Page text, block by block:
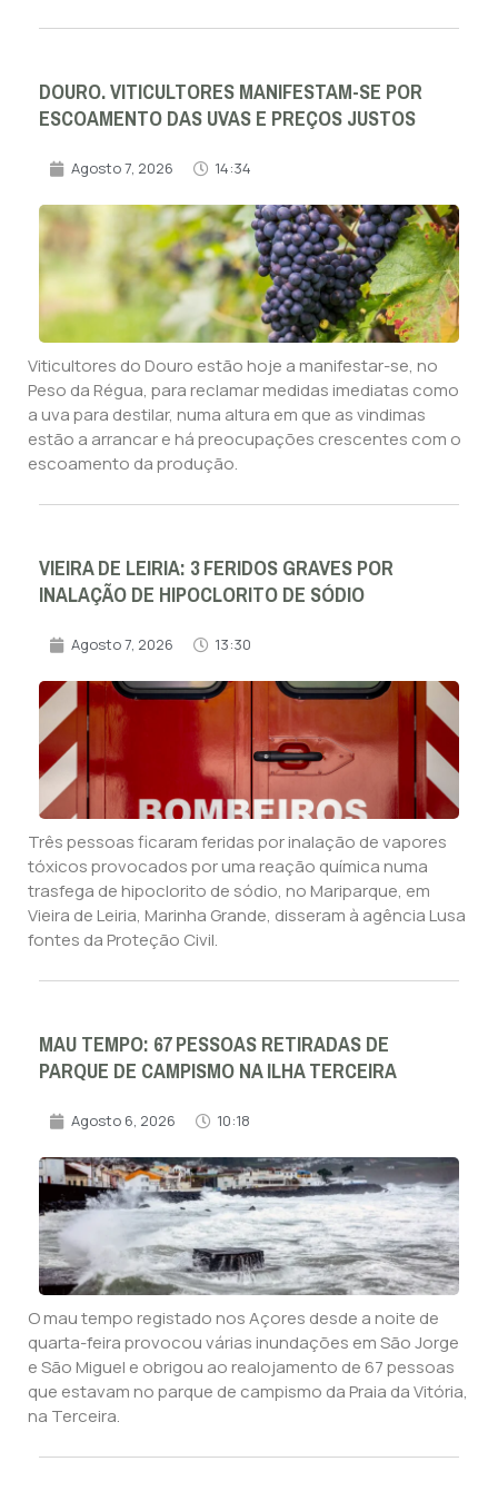
DOURO. VITICULTORES MANIFESTAM-SE POR
ESCOAMENTO DAS UVAS E PREÇOS JUSTOS
Agosto 7, 2026 14:34
Viticultores do Douro estão hoje a manifestar-se, no
Peso da Régua, para reclamar medidas imediatas como
a uva para destilar, numa altura em que as vindimas
estão a arrancar e há preocupações crescentes com o
escoamento da produção.
VIEIRA DE LEIRIA: 3 FERIDOS GRAVES POR
INALAÇÃO DE HIPOCLORITO DE SÓDIO
Agosto 7, 2026 13:30
Três pessoas ficaram feridas por inalação de vapores
tóxicos provocados por uma reação química numa
trasfega de hipoclorito de sódio, no Mariparque, em
Vieira de Leiria, Marinha Grande, disseram à agência Lusa
fontes da Proteção Civil.
MAU TEMPO: 67 PESSOAS RETIRADAS DE
PARQUE DE CAMPISMO NA ILHA TERCEIRA
Agosto 6, 2026 10:18
O mau tempo registado nos Açores desde a noite de
quarta-feira provocou várias inundações em São Jorge
e São Miguel e obrigou ao realojamento de 67 pessoas
que estavam no parque de campismo da Praia da Vitória,
na Terceira.